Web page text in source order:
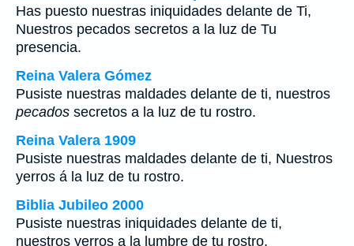
Has puesto nuestras iniquidades delante de Ti,
Nuestros pecados secretos a la luz de Tu
presencia.
Reina Valera Gómez
Pusiste nuestras maldades delante de ti, nuestros
pecados secretos a la luz de tu rostro.
Reina Valera 1909
Pusiste nuestras maldades delante de ti, Nuestros
yerros á la luz de tu rostro.
Biblia Jubileo 2000
Pusiste nuestras iniquidades delante de ti,
nuestros yerros a la lumbre de tu rostro.